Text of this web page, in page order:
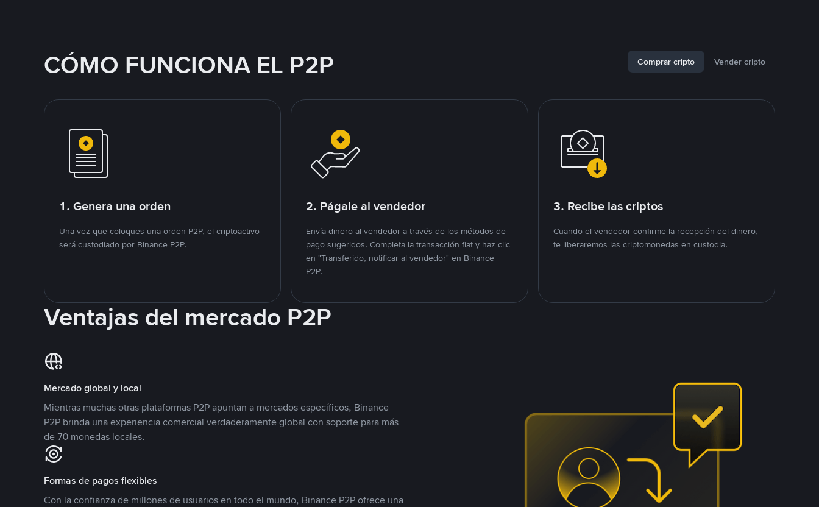
CÓMO FUNCIONA EL P2P Comprar cripto Vender cripto
1. Genera una orden
Una vez que coloques una orden P2P, el criptoactivo
será custodiado por Binance P2P.
2. Págale al vendedor
Envía dinero al vendedor a través de los métodos de
pago sugeridos. Completa la transacción fiat y haz clic
en "Transferido, notificar al vendedor" en Binance
P2P.
3. Recibe las criptos
Cuando el vendedor confirme la recepción del dinero,
te liberaremos las criptomonedas en custodia.
Ventajas del mercado P2P
Mercado global y local
Mientras muchas otras plataformas P2P apuntan a mercados específicos, Binance
P2P brinda una experiencia comercial verdaderamente global con soporte para más
de 70 monedas locales.
Formas de pagos flexibles
Con la confianza de millones de usuarios en todo el mundo, Binance P2P ofrece una